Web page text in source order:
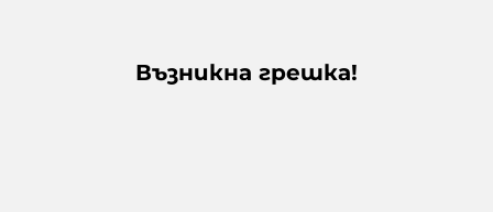
Възникна грешка!